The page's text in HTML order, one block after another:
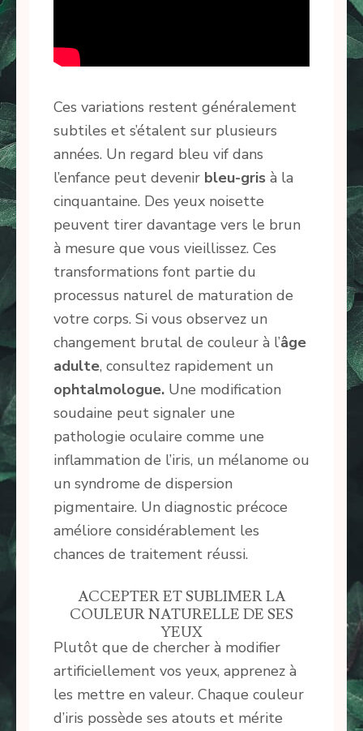
Ces variations restent généralement
subtiles et s’étalent sur plusieurs
années. Un regard bleu vif dans
l’enfance peut devenir bleu-gris à la
cinquantaine. Des yeux noisette
peuvent tirer davantage vers le brun
à mesure que vous vieillissez. Ces
transformations font partie du
processus naturel de maturation de
votre corps. Si vous observez un
changement brutal de couleur à l’âge
adulte, consultez rapidement un
ophtalmologue. Une modification
soudaine peut signaler une
pathologie oculaire comme une
inflammation de l’iris, un mélanome ou
un syndrome de dispersion
pigmentaire. Un diagnostic précoce
améliore considérablement les
chances de traitement réussi.
ACCEPTER ET SUBLIMER LA
COULEUR NATURELLE DE SES
YEUX
Plutôt que de chercher à modifier
artificiellement vos yeux, apprenez à
les mettre en valeur. Chaque couleur
d’iris possède ses atouts et mérite